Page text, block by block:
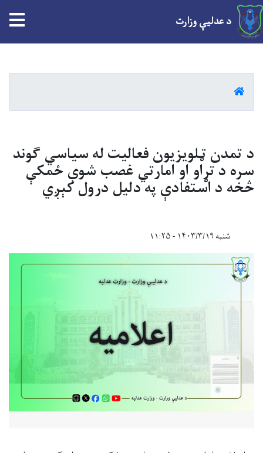
د عدلیې وزارت
کور
د تمدن ټلویزیون فعالیت له سیاسي ګوند
سره د تړاو او امارتي غصب شوې ځمکې
څخه د استفادې په دلیل درول کېږي
شنبه ۱۴۰۳/۳/۱۹ - ۱۱:۲۵